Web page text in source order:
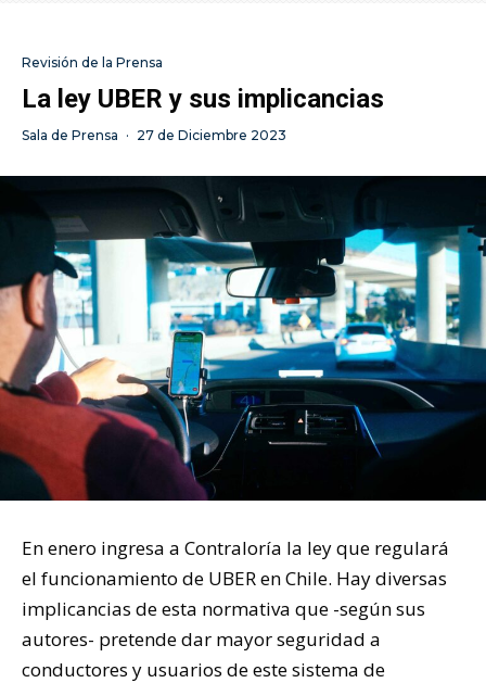
Revisión de la Prensa
La ley UBER y sus implicancias
Sala de Prensa · 27 de Diciembre 2023
En enero ingresa a Contraloría la ley que regulará
el funcionamiento de UBER en Chile. Hay diversas
implicancias de esta normativa que -según sus
autores- pretende dar mayor seguridad a
conductores y usuarios de este sistema de